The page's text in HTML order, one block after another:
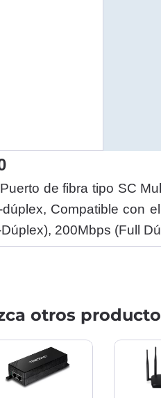
de fibra tipo SC
Compatible con
200Mbps (Full
otros